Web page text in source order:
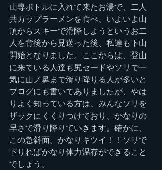
山専ボトルに入れて来たお湯で、二人
共カップラーメンを食べ、いよいよ山
頂からスキーで滑降しようというお二
人を背後から見送った後、私達も下山
開始となりました。ここからは、登山
に来ている人達も尻セードやソリで一
気に山ノ鼻まで滑り降りる人が多いと
ブログにも書いてありましたが、やは
りよく知っている方は、みんなソリを
ザックにくくりつけており、かなりの
早さで滑り降りていきます。確かに、
この急斜面。かなりキツイ！！ソリで
下りればかなり体力温存ができること
でしょう。